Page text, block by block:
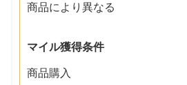
商品により異なる
マイル獲得条件
商品購入